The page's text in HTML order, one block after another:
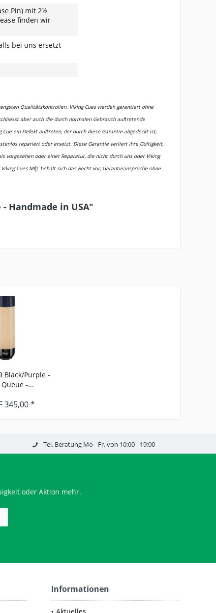
Pin) mit 2½
finden wir
bei uns ersetzt
Qualitätskontrollen. Viking Cues werden garantiert ohne
aber auch die durch normalen Gebrauch auftretende
Cue ein Defekt auftreten, der durch diese Garantie abgedeckt ist,
repariert oder ersetzt. Diese Garantie verliert ihre Gültigkeit,
vorgesehen oder einer Reparatur, die nicht durch uns oder Viking
Cues Mfg. behält sich das Recht vor, Garantieansprüche ohne
Handmade in USA"
Black/Purple -
-...
345,00 *
Tel. Beratung Mo - Fr. von 10:00 - 19:00
oder Aktion mehr.
Informationen